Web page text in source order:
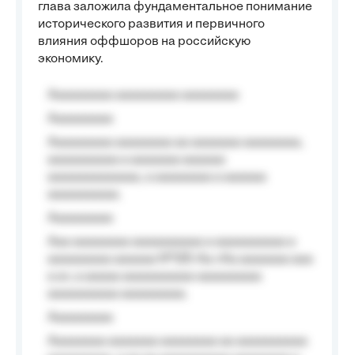
глава заложила фундаментальное понимание
исторического развития и первичного
влияния оффшоров на российскую
экономику.